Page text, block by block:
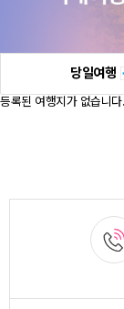
당일여행
등록된 여행지가 없습니다.